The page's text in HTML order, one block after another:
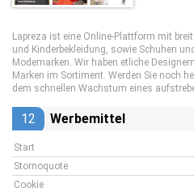
Lapreza ist eine Online-Plattform mit
und Kinderbekleidung, sowie Schuhen
Modemarken. Wir haben etliche
Marken im Sortiment. Werden Sie noch
dem schnellen Wachstum eines
12 Werbemittel
Start
Stornoquote
Cookie